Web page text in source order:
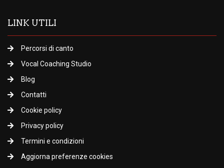
LINK UTILI
Percorsi di canto
Vocal Coaching Studio
Blog
Contatti
Cookie policy
Privacy policy
Termini e condizioni
Aggiorna preferenze cookies